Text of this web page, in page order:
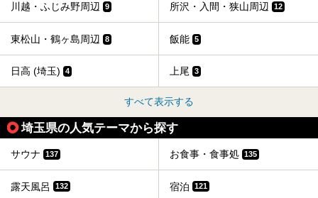
川越・ふじみ野周辺 9 所沢・入間・狭山周辺 12
東松山・鶴ヶ島周辺 8 飯能 5
日高 (埼玉) 4 上尾 3
すべて表示する
埼玉県の人気テーマから探す
サウナ 137 お食事・食事処 135
露天風呂 132 宿泊 121